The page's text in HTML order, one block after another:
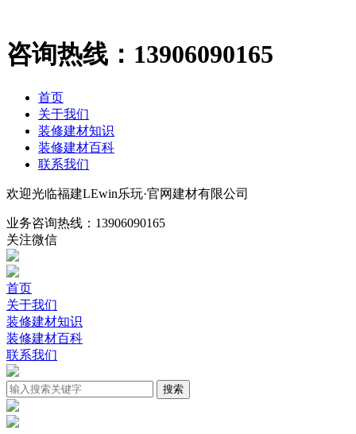
咨询热线： 13906090165
首页
关于我们
装修建材知识
装修建材百科
联系我们
欢迎光临福建LEwin乐玩·官网建材有限公司
业务咨询热线： 13906090165
关注微信
首页
关于我们
装修建材知识
装修建材百科
联系我们